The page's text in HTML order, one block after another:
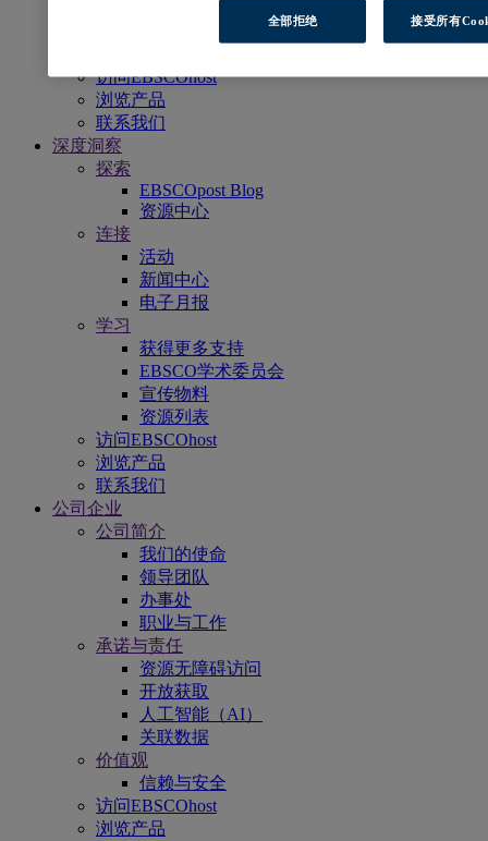
EBSCOhost Collection Manager
访问EBSCOhost
浏览产品
联系我们
深度洞察
探索
EBSCOpost Blog
资源中心
连接
活动
新闻中心
电子月报
学习
获得更多支持
EBSCO学术委员会
宣传物料
资源列表
访问EBSCOhost
浏览产品
联系我们
公司企业
公司简介
我们的使命
领导团队
办事处
职业与工作
承诺与责任
资源无障碍访问
开放获取
人工智能（AI）
关联数据
价值观
信赖与安全
访问EBSCOhost
浏览产品
全部拒绝 接受所有